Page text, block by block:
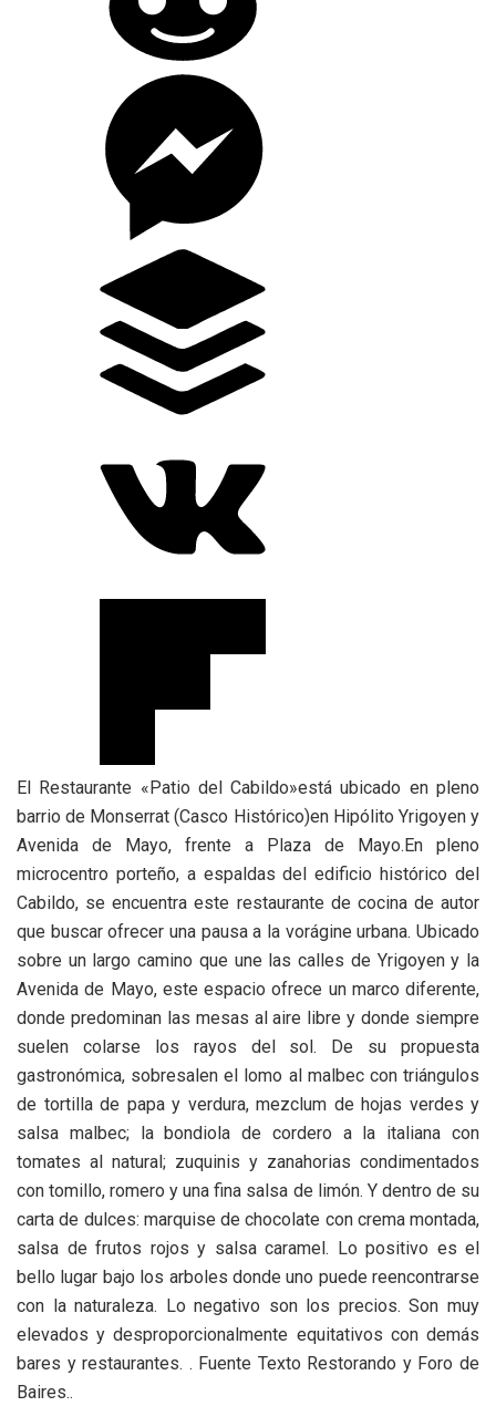
El Restaurante «Patio del Cabildo»está ubicado en pleno
barrio de Monserrat (Casco Histórico)en Hipólito Yrigoyen y
Avenida de Mayo, frente a Plaza de Mayo.En pleno
microcentro porteño, a espaldas del edificio histórico del
Cabildo, se encuentra este restaurante de cocina de autor
que buscar ofrecer una pausa a la vorágine urbana. Ubicado
sobre un largo camino que une las calles de Yrigoyen y la
Avenida de Mayo, este espacio ofrece un marco diferente,
donde predominan las mesas al aire libre y donde siempre
suelen colarse los rayos del sol. De su propuesta
gastronómica, sobresalen el lomo al malbec con triángulos
de tortilla de papa y verdura, mezclum de hojas verdes y
salsa malbec; la bondiola de cordero a la italiana con
tomates al natural; zuquinis y zanahorias condimentados
con tomillo, romero y una fina salsa de limón. Y dentro de su
carta de dulces: marquise de chocolate con crema montada,
salsa de frutos rojos y salsa caramel. Lo positivo es el
bello lugar bajo los arboles donde uno puede reencontrarse
con la naturaleza. Lo negativo son los precios. Son muy
elevados y desproporcionalmente equitativos con demás
bares y restaurantes. . Fuente Texto Restorando y Foro de
Baires..